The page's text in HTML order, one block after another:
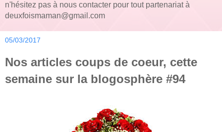
n'hésitez pas à nous contacter pour tout partenariat à
deuxfoismaman@gmail.com
05/03/2017
Nos articles coups de coeur, cette
semaine sur la blogosphère #94